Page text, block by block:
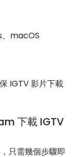
、macOS
IGTV 影片下載
下載 IGTV
只需幾個步驟即